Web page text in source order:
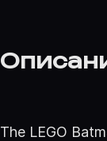
The LEGO